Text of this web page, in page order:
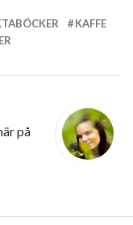
KAFFE
på